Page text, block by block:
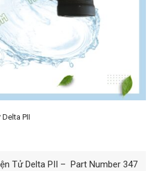
PII
Tử Delta PII – Part Number 347